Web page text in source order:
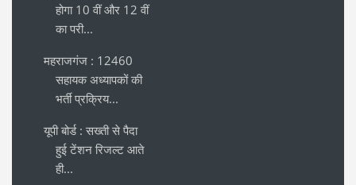
होगा 10 वीं और 12 वीं
का परी...
महराजगंज : 12460
सहायक अध्यापकों की
भर्ती प्रक्रिय...
यूपी बोर्ड : सख्ती से पैदा
हुई टेंशन रिजल्ट आते
ही...